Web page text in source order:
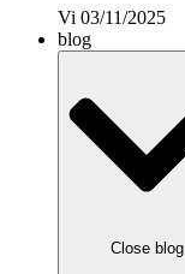
Vi 03/11/2025
blog
Close blog